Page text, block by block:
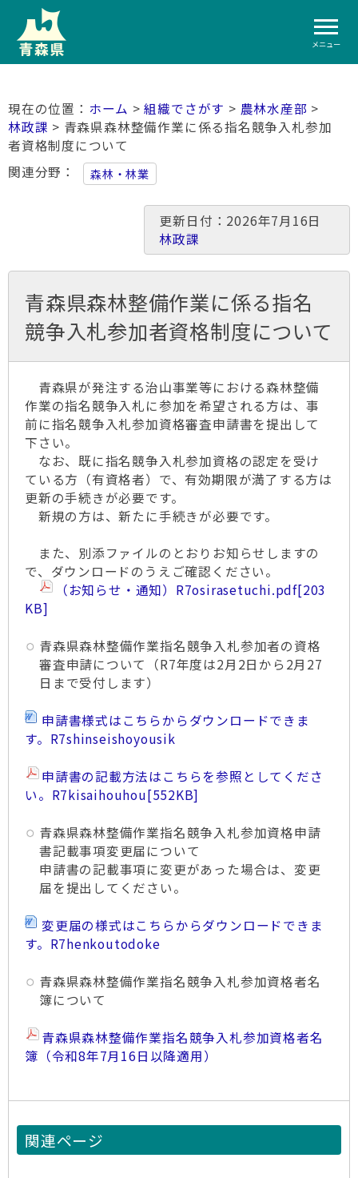
メニュー
ホーム >組織でさがす > 農林水産部 >
林政課 > 青森県森林整備作業に係る指名競争入札参加
者資格制度について
関連分野
森林・林業
更新日付：2026年7月16日
林政課
青森県森林整備作業に係る指名
競争入札参加者資格制度について
青森県が発注する治山事業等における森林整備
作業の指名競争入札に参加を希望される方は、事
前に指名競争入札参加資格審査申請書を提出して
下さい。
なお、既に指名競争入札参加資格の認定を受け
ている方（有資格者）で、有効期限が満了する方は
更新の手続きが必要です。
新規の方は、新たに手続きが必要です。
また、別添ファイルのとおりお知らせしますの
で、ダウンロードのうえご確認ください。
（お知らせ・通知）R7osirasetuchi.pdf[203
KB]
青森県森林整備作業指名競争入札参加者の資格
審査申請について（R7年度は2月2日から2月27
日まで受付します）
申請書様式はこちらからダウンロードできま
す。R7shinseishoyousik
申請書の記載方法はこちらを参照としてくださ
い。R7kisaihouhou[552KB]
青森県森林整備作業指名競争入札参加資格申請
書記載事項変更届について
申請書の記載事項に変更があった場合は、変更
届を提出してください。
変更届の様式はこちらからダウンロードできま
す。R7henkoutodoke
青森県森林整備作業指名競争入札参加資格者名
簿について
青森県森林整備作業指名競争入札参加資格者名
簿（令和8年7月16日以降適用）
関連ページ